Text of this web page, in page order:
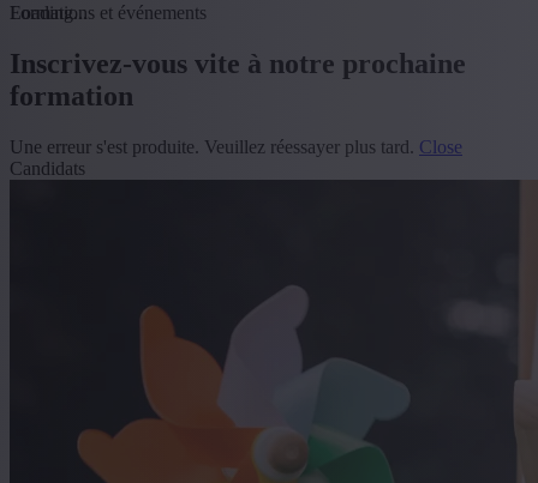
Loading...
Formations et événements
Inscrivez-vous vite à notre prochaine
formation
Une erreur s'est produite. Veuillez réessayer plus tard. Close
Candidats